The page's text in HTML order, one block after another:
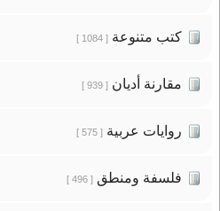
كتب متنوعة[ 1084 ]
مقارنة أديان[ 939 ]
روايات عربية[ 575 ]
فلسفة ومنطق[ 496 ]